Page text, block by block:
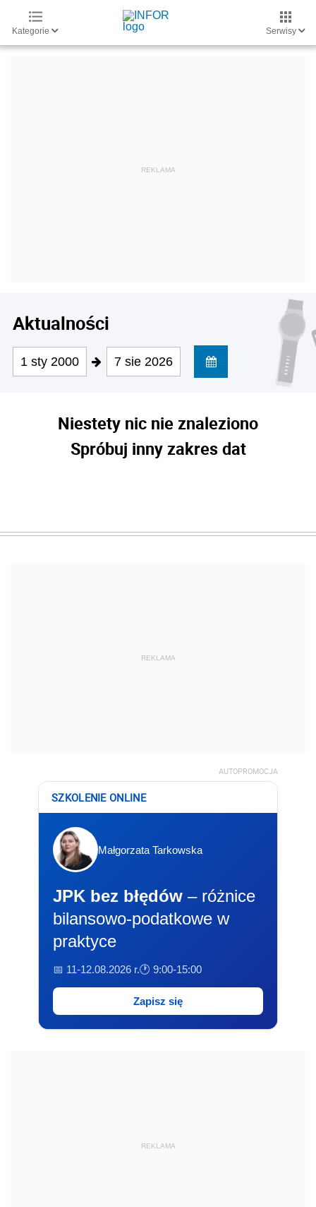
Kategorie Serwisy
Aktualności
1 sty 2000 7 sie 2026
Niestety nic nie znaleziono
Spróbuj inny zakres dat
REKLAMA
AUTOPROMOCJA
SZKOLENIE ONLINE
Małgorzata Tarkowska
JPK bez błędów – różnice
bilansowo-podatkowe w
praktyce
📅 11-12.08.2026 r.🕐 9:00-15:00
Zapisz się
REKLAMA